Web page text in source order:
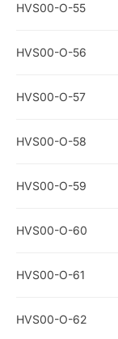
HVS00-O-55
HVS00-O-56
HVS00-O-57
HVS00-O-58
HVS00-O-59
HVS00-O-60
HVS00-O-61
HVS00-O-62